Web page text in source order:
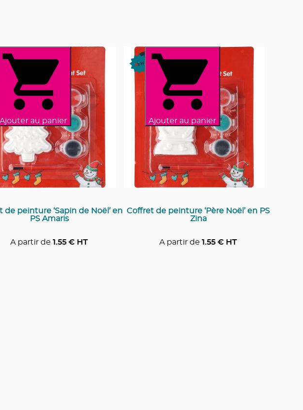
Ajouter au panier
de peinture ‘Sapin de Noël’ en
PS Amaris
A partir de 1.55 € HT
Ajouter au panier
Coffret de peinture ‘Père Noël’ en PS
Zina
A partir de 1.55 € HT